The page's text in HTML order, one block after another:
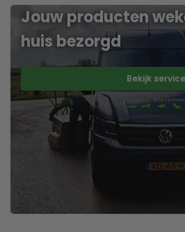
Jouw producten
huis bezorgd
Bekijk service